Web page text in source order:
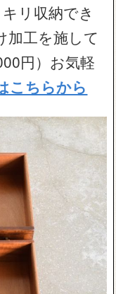
リ収納でき
加工を施して
円）お気軽
こちらから